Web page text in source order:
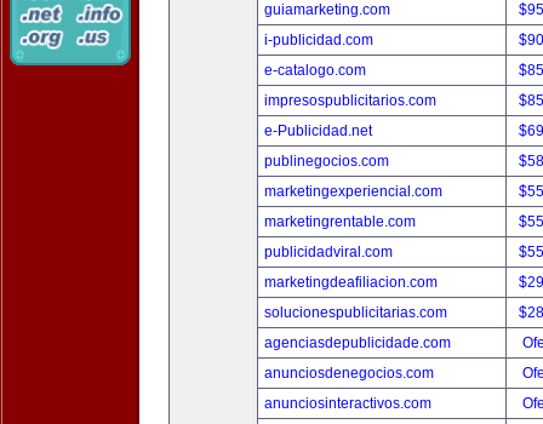
guiamarketing.com
i-publicidad.com
e-catalogo.com
impresospublicitarios.com
e-Publicidad.net
publinegocios.com
marketingexperiencial.com
marketingrentable.com
publicidadviral.com
marketingdeafiliacion.com
solucionespublicitarias.com
agenciasdepublicidade.com
anunciosdenegocios.com
anunciosinteractivos.com